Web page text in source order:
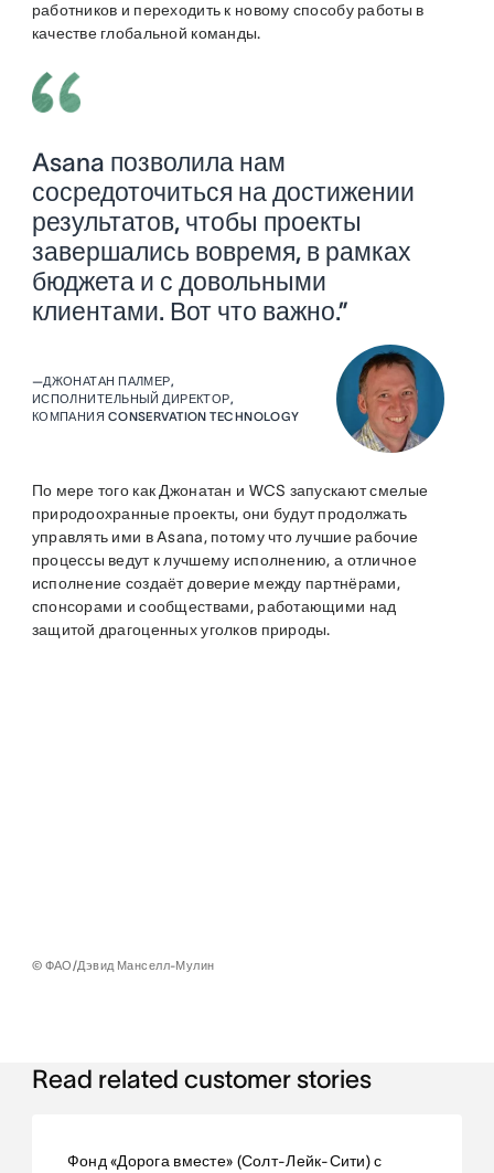
работников и переходить к новому способу работы в
качестве глобальной команды.
Asana позволила нам
сосредоточиться на достижении
результатов, чтобы проекты
завершались вовремя, в рамках
бюджета и с довольными
клиентами. Вот что важно.”
—ДЖОНАТАН ПАЛМЕР,
ИСПОЛНИТЕЛЬНЫЙ ДИРЕКТОР,
КОМПАНИЯ CONSERVATION TECHNOLOGY
По мере того как Джонатан и WCS запускают смелые
природоохранные проекты, они будут продолжать
управлять ими в Asana, потому что лучшие рабочие
процессы ведут к лучшему исполнению, а отличное
исполнение создаёт доверие между партнёрами,
спонсорами и сообществами, работающими над
защитой драгоценных уголков природы.
© ФАО/Дэвид Манселл-Мулин
Read related customer stories
Фонд «Дорога вместе» (Солт-Лейк-Сити) с